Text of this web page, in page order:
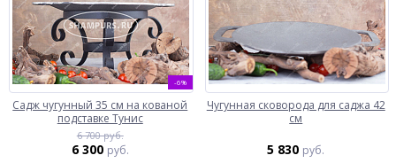
-6%
Садж чугунный 35 см на кованой
подставке Тунис
6 700 руб.
6 300 руб.
Чугунная сковорода для саджа 42
см
5 830 руб.